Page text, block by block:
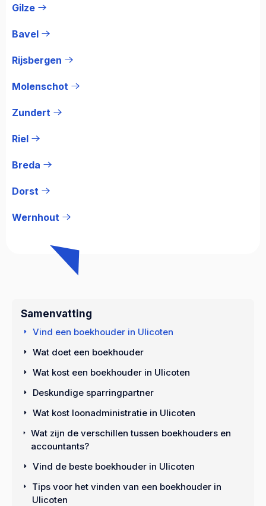
Gilze
Bavel
Rijsbergen
Molenschot
Zundert
Riel
Breda
Dorst
Wernhout
Samenvatting
Vind een boekhouder in Ulicoten
Wat doet een boekhouder
Wat kost een boekhouder in Ulicoten
Deskundige sparringpartner
Wat kost loonadministratie in Ulicoten
Wat zijn de verschillen tussen boekhouders en
accountants?
Vind de beste boekhouder in Ulicoten
Tips voor het vinden van een boekhouder in
Ulicoten